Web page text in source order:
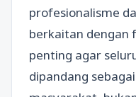
profesionalisme
berkaitan dengan
penting agar
dipandang